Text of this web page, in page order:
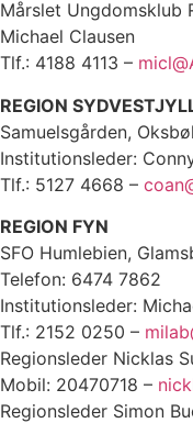
Mårslet Ungdomsklub
Michael Clausen
Tlf.: 4188 4113 –
REGION
Samuelsgården, Oksbøl
Institutionsleder:
Tlf.: 5127 4668 –
REGION FYN
SFO Humlebien,
Telefon: 6474 7862
Institutionsleder:
Tlf.: 2152 0250 –
Regionsleder Nicklas
Mobil: 20470718 –
Regionsleder Simon